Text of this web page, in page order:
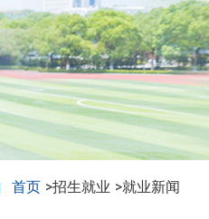
首页 >招生就业 >就业新闻